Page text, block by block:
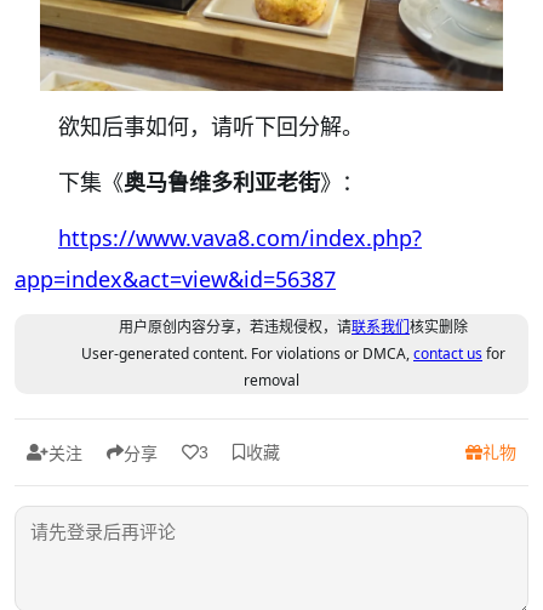
欲知后事如何，请听下回分解。
下集《奥马鲁维多利亚老街》：
https://www.vava8.com/index.php?
app=index&act=view&id=56387
用户原创内容分享，若违规侵权，请联系我们核实删除
User-generated content. For violations or DMCA,contact usfor
removal
关注 分享 3 收藏 礼物